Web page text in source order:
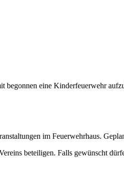
begonnen eine Kinderfeuerwehr
im Feuerwehrhaus.
beteiligen. Falls gewünscht